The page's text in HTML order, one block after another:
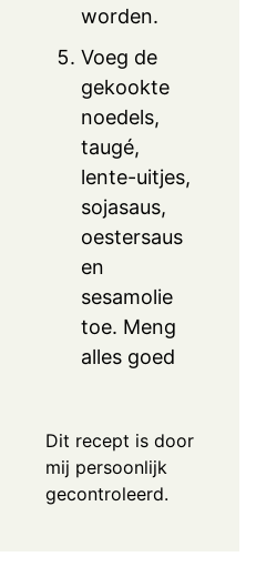
worden.
Voeg de
gekookte
noedels,
taugé,
lente-uitjes,
sojasaus,
oestersaus
en
sesamolie
toe. Meng
alles goed
Dit recept is door
mij persoonlijk
gecontroleerd.